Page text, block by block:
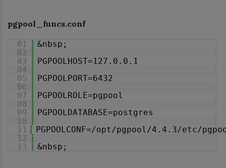
pgpool_funcs.conf
01
&nbsp;
02
03
PGPOOLHOST=127.0.0.1
04
05
PGPOOLPORT=6432
06
07
PGPOOLROLE=pgpool
08
09
PGPOOLDATABASE=postgres
10
11
PGPOOLCONF=/opt/pgpool/4.4.3/etc/
12
13
&nbsp;